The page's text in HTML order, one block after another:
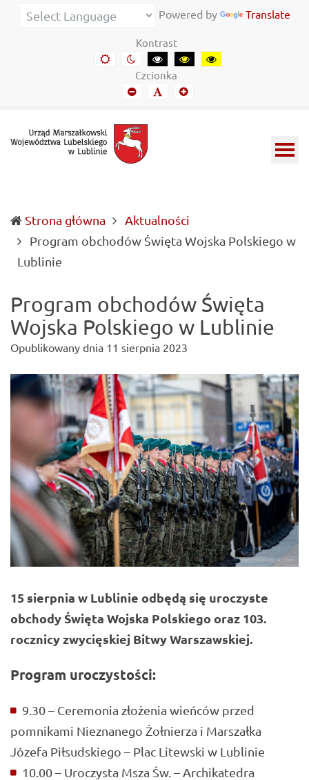
Urząd
Informacje
Lubelszczyźnie
Powered by Translate
Kontrast
Domyślny
kontrast
Kontrast
nocny
Kontrast
czarny-
biały
Kontrast
czarny-
Kontrast
żółto-
Czcionka
Mniejszy
font
Domyślny
font
Mniejszy
Strona główna
Aktualności
Program obchodów Święta Wojska Polskiego w
Lublinie
Program obchodów Święta
Wojska Polskiego w Lublinie
Opublikowany dnia 11 sierpnia 2023
15 sierpnia w Lublinie odbędą się uroczyste
obchody Święta Wojska Polskiego oraz 103.
rocznicy zwycięskiej Bitwy Warszawskiej.
Program uroczystości:
9.30 – Ceremonia złożenia wieńców przed
pomnikami Nieznanego Żołnierza i Marszałka
Józefa Piłsudskiego – Plac Litewski w Lublinie
10.00 – Uroczysta Msza Św. – Archikatedra